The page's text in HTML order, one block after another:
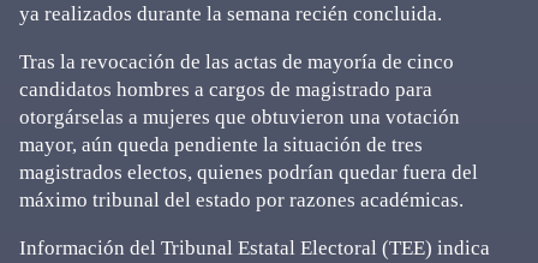
ya realizados durante la semana recién concluida.
Tras la revocación de las actas de mayoría de cinco
candidatos hombres a cargos de magistrado para
otorgárselas a mujeres que obtuvieron una votación
mayor, aún queda pendiente la situación de tres
magistrados electos, quienes podrían quedar fuera del
máximo tribunal del estado por razones académicas.
Información del Tribunal Estatal Electoral (TEE) indica